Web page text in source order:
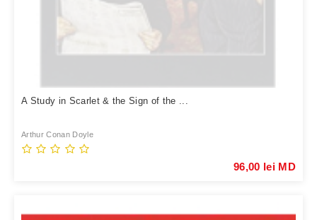
A Study in Scarlet & the Sign of the ...
Arthur Conan Doyle
96,00 lei MD